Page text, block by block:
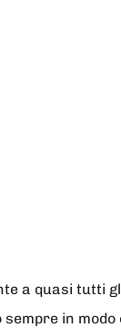
a quasi tutti
in modo